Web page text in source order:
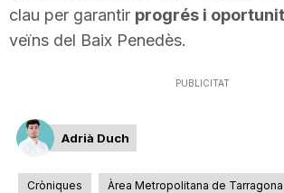
clau per garantir progrés i
veïns del Baix Penedès.
PUBLICITAT
Adrià Duch
Cròniques Àrea Metropolitana de Tarragona